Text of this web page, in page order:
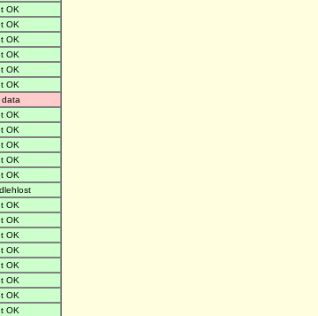
OK
OK
OK
OK
OK
OK
OK
OK
OK
OK
OK
OK
OK
OK
OK
OK
OK
OK
OK